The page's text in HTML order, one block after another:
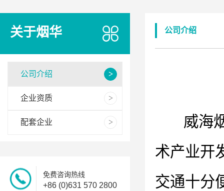
关于烟华
公司介绍
企业资质
配套企业
免费咨询热线
+86 (0)631 570 2800
公司介绍
威海烟
术产业开
交通十分